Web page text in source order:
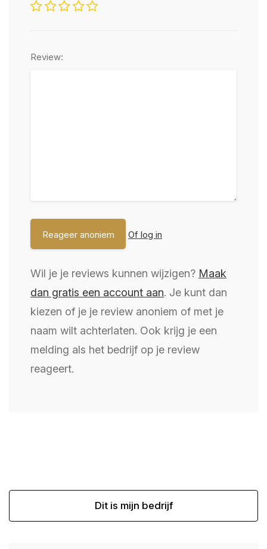
Review:
Of log in
Wil je je reviews kunnen wijzigen? Maak
dan gratis een account aan. Je kunt dan
kiezen of je je review anoniem of met je
naam wilt achterlaten. Ook krijg je een
melding als het bedrijf op je review
reageert.
Dit is mijn bedrijf